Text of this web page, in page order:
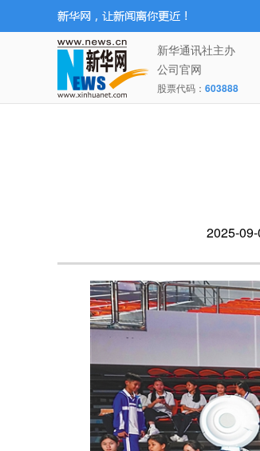
新华通讯社主办
公司官网
股票代码： 603888
2025-